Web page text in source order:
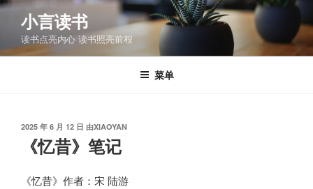
跳
容
小言读书
读书点亮内心 读书照亮前程
菜单
发
2025 年 6 月 12 日 由XIAOYAN
《忆昔》笔记
《忆昔》作者：宋 陆游